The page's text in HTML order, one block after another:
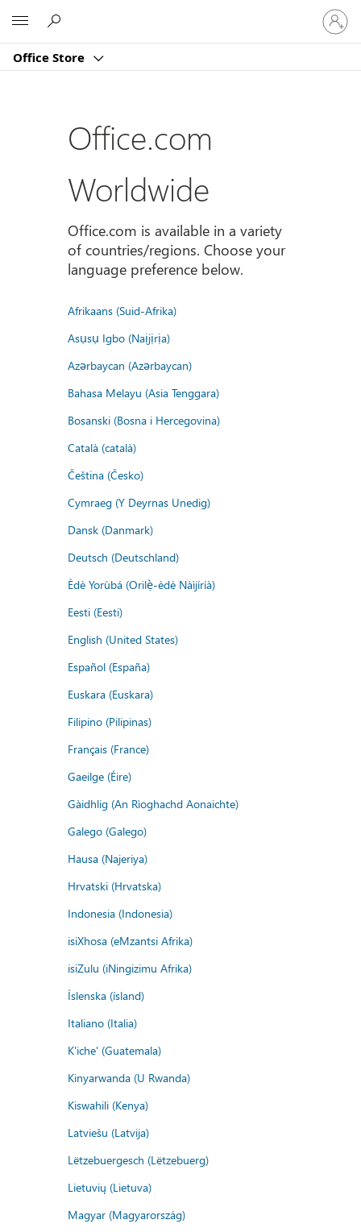
Office Store
Sign
in
to
account
Office.com
Worldwide
Office.com is available in a variety
of countries/regions. Choose your
language preference below.
Afrikaans (Suid-Afrika)
Asụsụ Igbo (Naịjịrịa)
Azərbaycan (Azərbaycan)
Bahasa Melayu (Asia Tenggara)
Bosanski (Bosna i Hercegovina)
Català (català)
Čeština (Česko)
Cymraeg (Y Deyrnas Unedig)
Dansk (Danmark)
Deutsch (Deutschland)
Èdè Yorùbá (Orilẹ̀-èdè Nàìjíríà)
Eesti (Eesti)
English (United States)
Español (España)
Euskara (Euskara)
Filipino (Pilipinas)
Français (France)
Gaeilge (Éire)
Gàidhlig (An Rìoghachd Aonaichte)
Galego (Galego)
Hausa (Najeriya)
Hrvatski (Hrvatska)
Indonesia (Indonesia)
isiXhosa (eMzantsi Afrika)
isiZulu (iNingizimu Afrika)
Íslenska (ísland)
Italiano (Italia)
K'iche' (Guatemala)
Kinyarwanda (U Rwanda)
Kiswahili (Kenya)
Latviešu (Latvija)
Lëtzebuergesch (Lëtzebuerg)
Lietuvių (Lietuva)
Magyar (Magyarország)